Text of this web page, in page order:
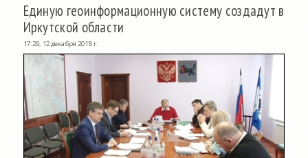
Единую геоинформационную систему создадут в
Иркутской области
17:29, 12 декабря 2018 г.